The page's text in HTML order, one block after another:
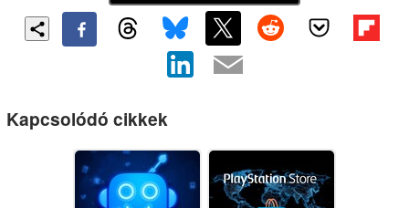
Kapcsolódó cikkek